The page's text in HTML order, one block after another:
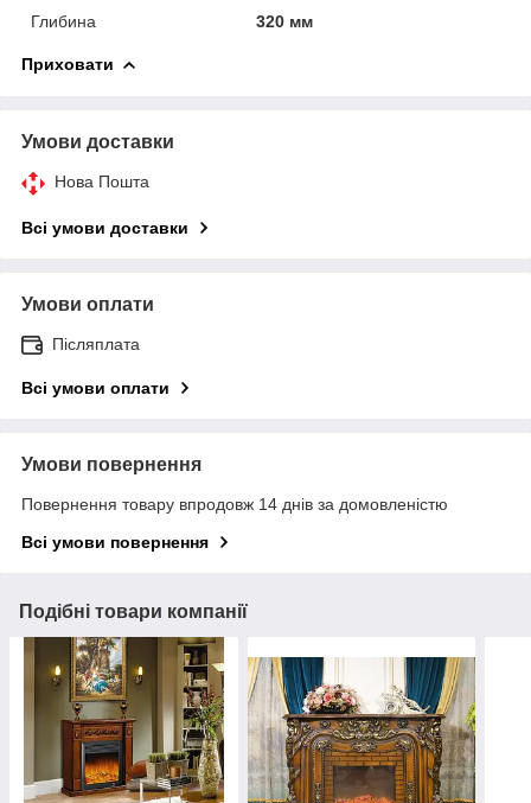
Глибина
320 мм
Приховати
Умови доставки
Нова Пошта
Всі умови доставки
Умови оплати
Післяплата
Всі умови оплати
Умови повернення
Повернення товару впродовж 14 днів за домовленістю
Всі умови повернення
Подібні товари компанії